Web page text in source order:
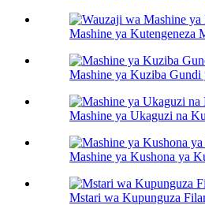
Mashine ya Kutengeneza
Mashine ya Kuziba
Mashine ya Ukaguzi na
Mashine ya Kushona ya
Mstari wa Kupunguza